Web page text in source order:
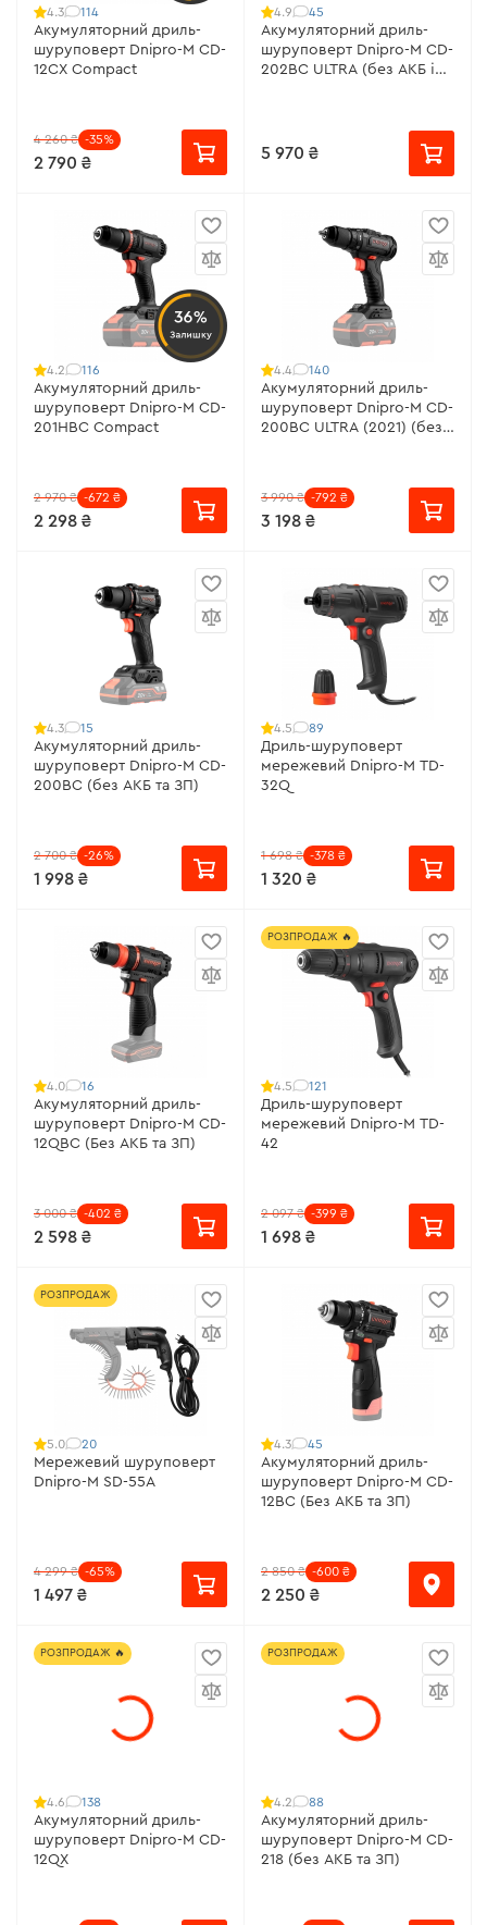
4.3 114
Акумуляторний дриль-
шуруповерт Dnipro-M CD-
12CX Compact
4 260 ₴ -35%
2 790 ₴
4.9 45
Акумуляторний дриль-
шуруповерт Dnipro-M CD-
202BC ULTRA (без АКБ і
5 970 ₴
36%
Залишку
4.2 116
Акумуляторний дриль-
шуруповерт Dnipro-M CD-
201HBC Compact
2 970 ₴ -672 ₴
2 298 ₴
4.4 140
Акумуляторний дриль-
шуруповерт Dnipro-M CD-
200BC ULTRA (2021) (без
3 990 ₴ -792 ₴
3 198 ₴
4.3 15
Акумуляторний дриль-
шуруповерт Dnipro-M CD-
200BC (без АКБ та ЗП)
2 700 ₴ -26%
1 998 ₴
4.5 89
Дриль-шуруповерт
мережевий Dnipro-M TD-
32Q
1 698 ₴ -378 ₴
1 320 ₴
4.0 16
Акумуляторний дриль-
шуруповерт Dnipro-M CD-
12QBC (Без АКБ та ЗП)
3 000 ₴ -402 ₴
2 598 ₴
РОЗПРОДАЖ 🔥
4.5 121
Дриль-шуруповерт
мережевий Dnipro-M TD-
42
2 097 ₴ -399 ₴
1 698 ₴
РОЗПРОДАЖ
5.0 20
Мережевий шуруповерт
Dnipro-M SD-55A
4 299 ₴ -65%
1 497 ₴
4.3 45
Акумуляторний дриль-
шуруповерт Dnipro-M СD-
12BC (Без АКБ та ЗП)
2 850 ₴ -600 ₴
2 250 ₴
РОЗПРОДАЖ 🔥
4.6 138
Акумуляторний дриль-
шуруповерт Dnipro-M CD-
12QX
РОЗПРОДАЖ
4.2 88
Акумуляторний дриль-
шуруповерт Dnipro-M CD-
218 (без АКБ та ЗП)